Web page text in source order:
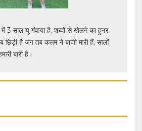
में 3 साल यु गंवाया है, शब्दों से खेलने का हुनर
छिड़ी है जंग तब कलम ने बाजी मारी हैं, सालों
बारी है।